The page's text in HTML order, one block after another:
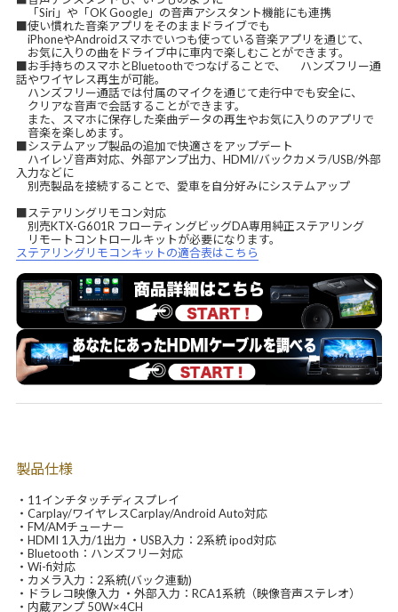
「Siri」や「OK Google」の音声アシスタント機能にも連携
■使い慣れた音楽アプリをそのままドライブでも
iPhoneやAndroidスマホでいつも使っている音楽アプリを通じて、
お気に入りの曲をドライブ中に車内で楽しむことができます。
■お手持ちのスマホとBluetoothでつなげることで、 ハンズフリー通
話やワイヤレス再生が可能。
ハンズフリー通話では付属のマイクを通じて走行中でも安全に、
クリアな音声で会話することができます。
また、スマホに保存した楽曲データの再生やお気に入りのアプリで
音楽を楽しめます。
■システムアップ製品の追加で快適さをアップデート
ハイレゾ音声対応、外部アンプ出力、HDMI/バックカメラ/USB/外部
入力などに
別売製品を接続することで、愛車を自分好みにシステムアップ
■ステアリングリモコン対応
別売KTX-G601R フローティングビッグDA専用純正ステアリング
リモートコントロールキットが必要になります。
ステアリングリモコンキットの適合表はこちら
製品仕様
・11インチタッチディスプレイ
・Carplay/ワイヤレスCarplay/Android Auto対応
・FM/AMチューナー
・HDMI 1入力/1出力 ・USB入力：2系統 ipod対応
・Bluetooth：ハンズフリー対応
・Wi-fi対応
・カメラ入力：2系統(バック連動)
・ドラレコ映像入力 ・外部入力：RCA1系統（映像音声ステレオ）
・内蔵アンプ 50W×4CH